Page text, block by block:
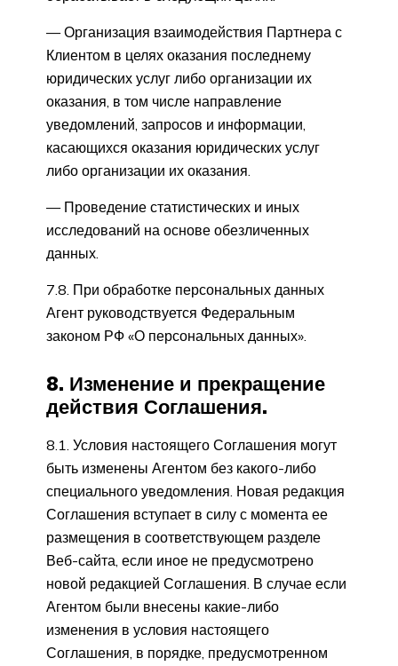
— Организация взаимодействия Партнера с
Клиентом в целях оказания последнему
юридических услуг либо организации их
оказания, в том числе направление
уведомлений, запросов и информации,
касающихся оказания юридических услуг
либо организации их оказания.
— Проведение статистических и иных
исследований на основе обезличенных
данных.
7.8. При обработке персональных данных
Агент руководствуется Федеральным
законом РФ «О персональных данных».
8. Изменение и прекращение
действия Соглашения.
8.1. Условия настоящего Соглашения могут
быть изменены Агентом без какого-либо
специального уведомления. Новая редакция
Соглашения вступает в силу с момента ее
размещения в соответствующем разделе
Веб-сайта, если иное не предусмотрено
новой редакцией Соглашения. В случае если
Агентом были внесены какие-либо
изменения в условия настоящего
Соглашения, в порядке, предусмотренном